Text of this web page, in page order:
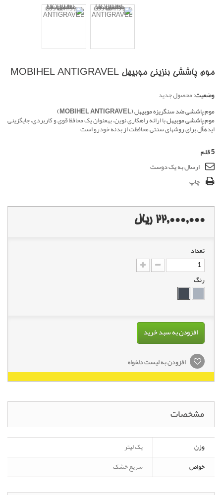
موم پاششی بنزینی موبیهل MOBIHEL ANTIGRAVEL
وضعیت:محصول جدید
موم پاششی ضد سنگریزه موبیهل (MOBIHEL ANTIGRAVEL)
موم پاششی موبیهلبا ارائه راهکاری نوین، بهعنوان یک محافظ قوی و کاربردی، جایگزینی
ایدهآل برای روشهای سنتی محافظت از بدنه خودرو است
5قلم
ارسال به یک دوست
چاپ
22,000,000 ریال
تعداد
رنگ
افزودن به سبد خرید
افزودن به لیست دلخواه
مشخصات
وزن
یک لیتر
خواص
سریع خشک